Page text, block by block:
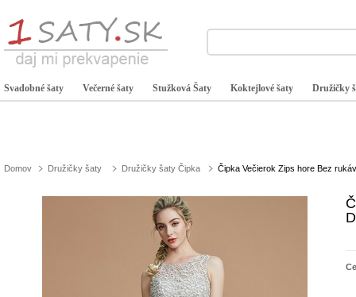
Svadobné šaty Večerné šaty Stužková Šaty Koktejlové šaty Družičky
Domov Družičky šaty Družičky šaty Čipka Čipka Večierok Zips hore Bez